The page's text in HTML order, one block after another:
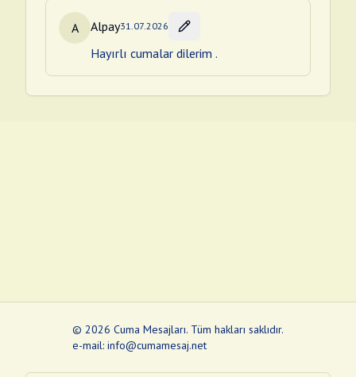
A Alpay31.07.2026
Hayırlı cumalar dilerim .
© 2026 Cuma Mesajları. Tüm hakları saklıdır.
e-mail: info@cumamesaj.net